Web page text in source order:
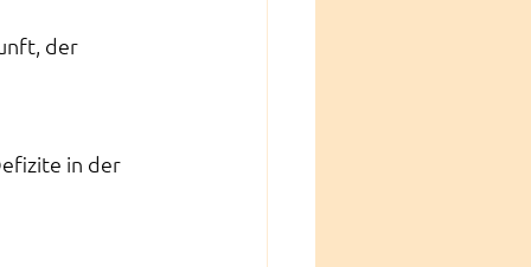
der
in der